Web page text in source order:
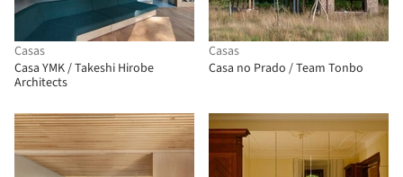
Casas
Casa YMK / Takeshi Hirobe
Architects
Casas
Casa no Prado / Team Tonbo